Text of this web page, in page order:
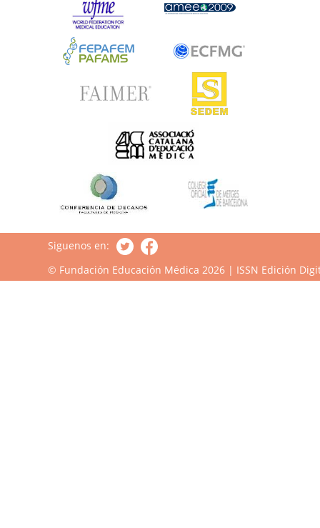
Siguenos en:
© Fundación Educación Médica 2026 | ISSN Edición